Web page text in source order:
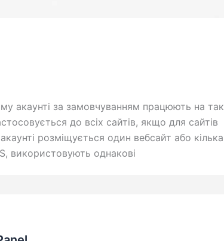
акаунті за замовчуванням працюють на так
до всіх сайтів, якщо для сайтів
розміщується один вебсайт або кілька
використовують однакові